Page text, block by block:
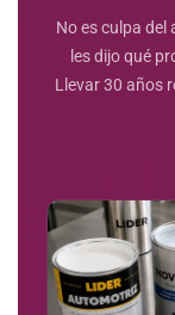
No es culpa
les dijo qué
Llevar 30 años